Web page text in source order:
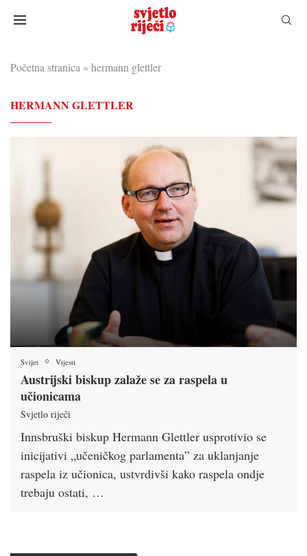
Početna stranica » hermann glettler
HERMANN GLETTLER
Svijet Vijesti
Austrijski biskup zalaže se za raspela u
učionicama
Svjetlo riječi
Innsbruški biskup Hermann Glettler usprotivio se
inicijativi „učeničkog parlamenta” za uklanjanje
raspela iz učionica, ustvrdivši kako raspela ondje
trebaju ostati, …